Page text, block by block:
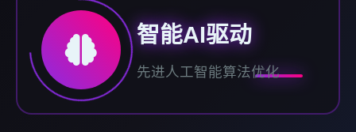
智能AI驱动
先进人工智能算法优化